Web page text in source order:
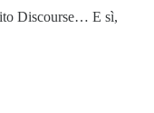
Discourse… E sì,